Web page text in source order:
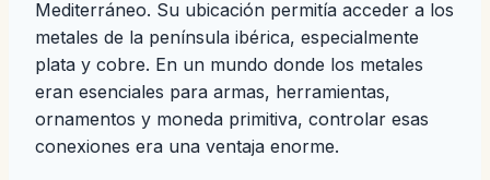
Mediterráneo. Su ubicación permitía acceder a los
metales de la península ibérica, especialmente
plata y cobre. En un mundo donde los metales
eran esenciales para armas, herramientas,
ornamentos y moneda primitiva, controlar esas
conexiones era una ventaja enorme.